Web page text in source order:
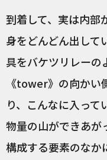
到着して、実は内
身をどんどん出して
具をバケツリレーの
《tower》の向かい
り、こんなに入っ
物量の山ができあが
構成する要素のなか